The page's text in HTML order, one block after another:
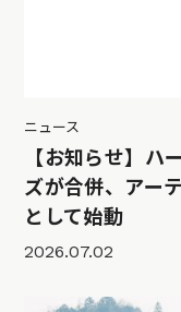
ニュース
【お知らせ】ハ
ズが合併、アー
として始動
2026.07.02